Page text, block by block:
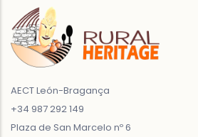
AECT León-Bragança
+34 987 292 149
Plaza de San Marcelo nº 6